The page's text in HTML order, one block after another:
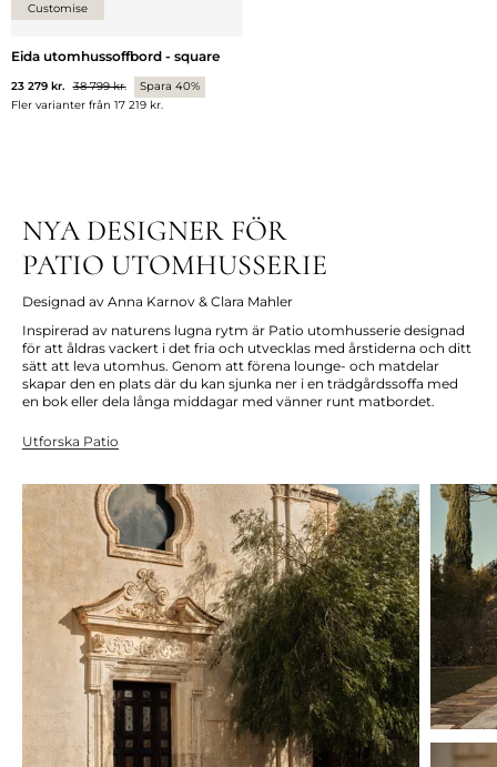
Customise
Eida utomhussoffbord - square
23 279 kr. 38 799 kr.
Spara 40%
Fler varianter från 17 219 kr.
NYA DESIGNER FÖR
PATIO UTOMHUSSERIE
Designad av Anna Karnov & Clara Mahler
Inspirerad av naturens lugna rytm är Patio utomhusserie designad
för att åldras vackert i det fria och utvecklas med årstiderna och ditt
sätt att leva utomhus. Genom att förena lounge- och matdelar
skapar den en plats där du kan sjunka ner i en trädgårdssoffa med
en bok eller dela långa middagar med vänner runt matbordet.
Utforska Patio